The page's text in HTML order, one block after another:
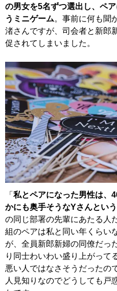
の男女を5名ずつ選出し、ペ
うミニゲーム。事前に何も聞
渚さんですが、司会者と新郎
促されてしまいました。
「 私とペアになった男性は、
かにも奥手そうなYさんとい
の同じ部署の先輩にあたる人
組のペアは私と同い年くらい
が、全員新郎新婦の同僚だっ
り同士わいわい盛り上がって
悪い人ではなさそうだったの
人見知りなのでどうしても戸